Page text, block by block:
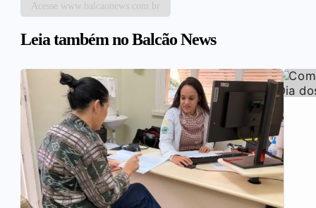
Acesse www.balcaonews.com.br
Leia também no Balcão News